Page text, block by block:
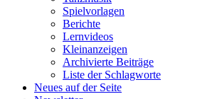
Spielvorlagen
Berichte
Lernvideos
Kleinanzeigen
Archivierte Beiträge
Liste der Schlagworte
Neues auf der Seite